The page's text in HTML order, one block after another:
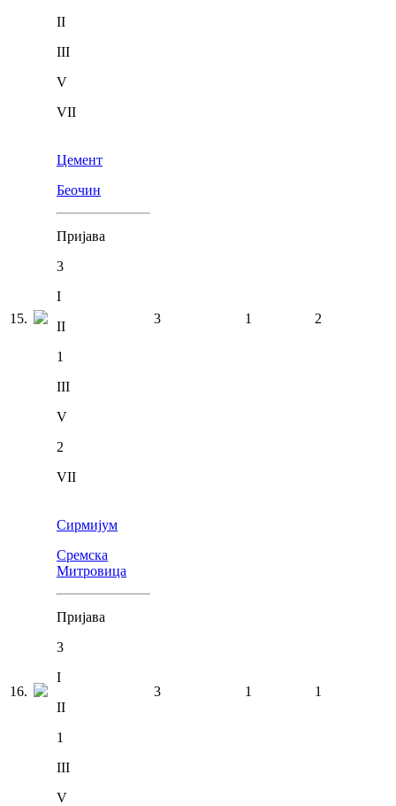
II
III
V
VII
15.
Цемент
Беочин
Пријава
3
I
II
1
III
V
2
VII
3 1 2
16.
Сирмијум
Сремска
Митровица
Пријава
3
I
II
1
III
V
3 1 1